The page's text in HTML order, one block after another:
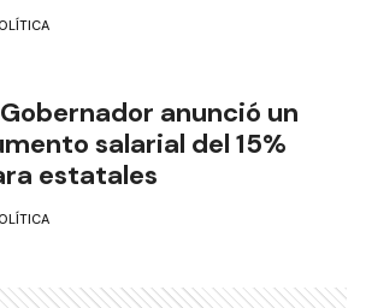
Gobernador anunció un
salarial del 15%
estatales